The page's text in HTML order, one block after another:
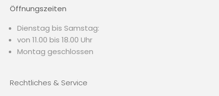
Öffnungszeiten
Dienstag bis Samstag:
von 11.00 bis 18.00 Uhr
Montag geschlossen
Rechtliches & Service